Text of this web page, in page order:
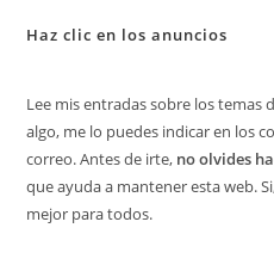
Haz clic en los anuncios
Lee mis entradas sobre los temas
algo, me lo puedes indicar en los
correo. Antes de irte, no olvides
que ayuda a mantener esta web.
mejor para todos.